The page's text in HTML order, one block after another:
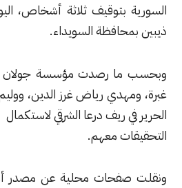
السويداء.
رصدت مؤسسة جولان الإعلامية،
رياض غرز الدين، ووليم غبرة،
ريف درعا الشرقي لاستكمال
معهم.
محلية عن مصدر أمني قوله،